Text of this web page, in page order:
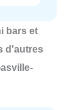
bars et
d'autres